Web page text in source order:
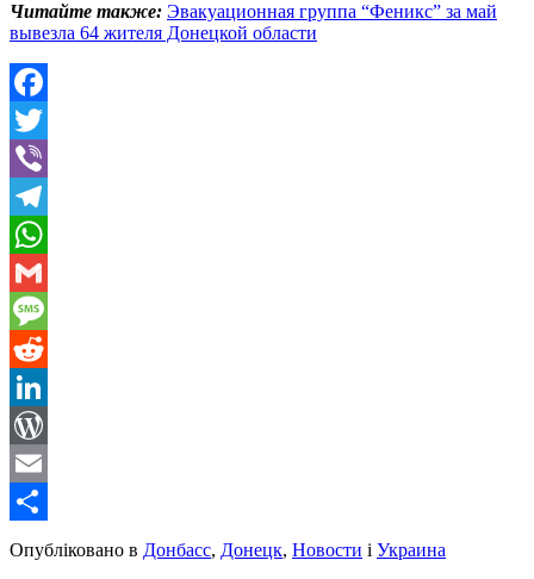
Читайте также: Эвакуационная группа “Феникс” за май
вывезла 64 жителя Донецкой области
Facebook
Twitter
Viber
Telegram
WhatsApp
Gmail
Message
Reddit
LinkedIn
WordPress
Email
Share
Опубліковано в Донбасс, Донецк, Новости і Украина